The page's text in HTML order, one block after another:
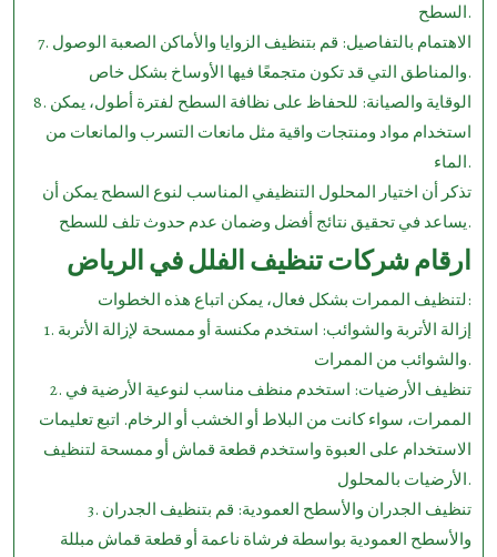
السطح.
7. الاهتمام بالتفاصيل: قم بتنظيف الزوايا والأماكن الصعبة الوصول
والمناطق التي قد تكون متجمعًا فيها الأوساخ بشكل خاص.
8. الوقاية والصيانة: للحفاظ على نظافة السطح لفترة أطول، يمكن
استخدام مواد ومنتجات واقية مثل مانعات التسرب والمانعات من
الماء.
تذكر أن اختيار المحلول التنظيفي المناسب لنوع السطح يمكن أن
يساعد في تحقيق نتائج أفضل وضمان عدم حدوث تلف للسطح.
ارقام شركات تنظيف الفلل في الرياض
لتنظيف الممرات بشكل فعال، يمكن اتباع هذه الخطوات:
1. إزالة الأتربة والشوائب: استخدم مكنسة أو ممسحة لإزالة الأتربة
والشوائب من الممرات.
2. تنظيف الأرضيات: استخدم منظف مناسب لنوعية الأرضية في
الممرات، سواء كانت من البلاط أو الخشب أو الرخام. اتبع تعليمات
الاستخدام على العبوة واستخدم قطعة قماش أو ممسحة لتنظيف
الأرضيات بالمحلول.
3. تنظيف الجدران والأسطح العمودية: قم بتنظيف الجدران
والأسطح العمودية بواسطة فرشاة ناعمة أو قطعة قماش مبللة